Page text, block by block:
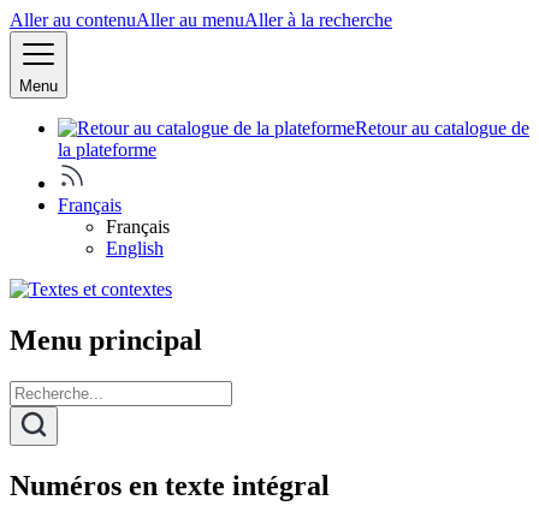
Aller au contenuAller au menuAller à la recherche
Menu
Retour au catalogue de
la plateforme
Français
Français
English
Menu principal
Numéros en texte intégral